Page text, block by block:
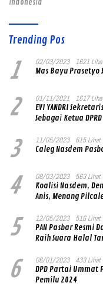
indonesia
Trending Pos
1 02/03/2023 1621
Mas Bayu
2 01/11/2021 1617
EVI YANDRI
Sebagai Ketua
3 11/05/2023 615 Lihat
Caleg Nasdem
4 08/03/2023 563 Lihat
Koalisi Nasdem,
Anis, Menang
5 12/05/2023 516 Lihat
PAN Pasbar Resmi
Raih Suara Halal
6 06/01/2023 433 Lihat
DPD Partai Ummat
Pemilu 2024